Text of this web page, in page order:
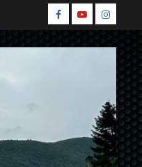
Spin
Facebook
Spin
Youtube
Spin